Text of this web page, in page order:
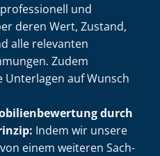
und
deren Wert, Zustand,
alle relevanten
Zudem
Unterlagen auf Wunsch
durch
Indem wir unsere
einem weiteren Sach­